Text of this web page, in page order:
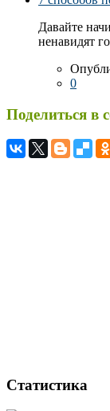
Давайте
ненавидят
0
Поделиться в
Статистика